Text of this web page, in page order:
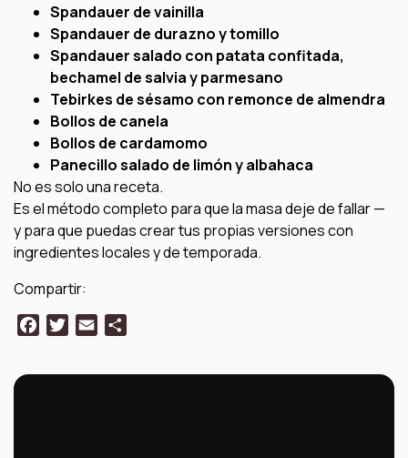
Spandauer de vainilla
Spandauer de durazno y tomillo
Spandauer salado con patata confitada,
bechamel de salvia y parmesano
Tebirkes de sésamo con remonce de almendra
Bollos de canela
Bollos de cardamomo
Panecillo salado de limón y albahaca
No es solo una receta.
Es el método completo para que la masa deje de fallar —
y para que puedas crear tus propias versiones con
ingredientes locales y de temporada.
Compartir:
FacebookTwitter
Email